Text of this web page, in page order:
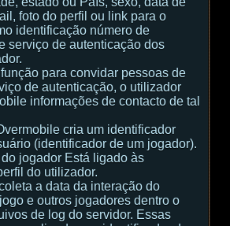
foto do perfil ou link para o
identificação número de
serviço de autenticação dos
para convidar pessoas de
de autenticação, o utilizador
informações de contacto de tal
cria um identificador
(identificador de um jogador).
jogador Está ligado às
do utilizador.
a data da interação do
e outros jogadores dentro o
de log do servidor. Essas